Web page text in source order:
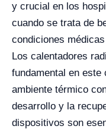
y crucial en los
cuando se trata de
condiciones
Los calentadores
fundamental en este
ambiente térmico
desarrollo y la
dispositivos son